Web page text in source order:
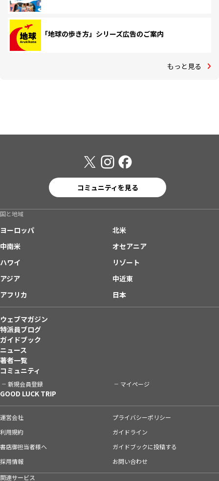
「地球の歩き方」シリーズ広告のご案内
もっと見る
コミュニティを見る
国と地域
ヨーロッパ
北米
中南米
オセアニア
ハワイ
リゾート
アジア
中近東
アフリカ
日本
ウェブマガジン
特派員ブログ
ガイドブック
ニュース
著者一覧
コミュニティ
新規会員登録 マイページ
GOOD LUCK TRIP
運営会社
プライバシーポリシー
利用規約
ガイドライン
書店御担当者様へ
ガイドブックに投稿する
採用情報
お問い合わせ
関連サービス